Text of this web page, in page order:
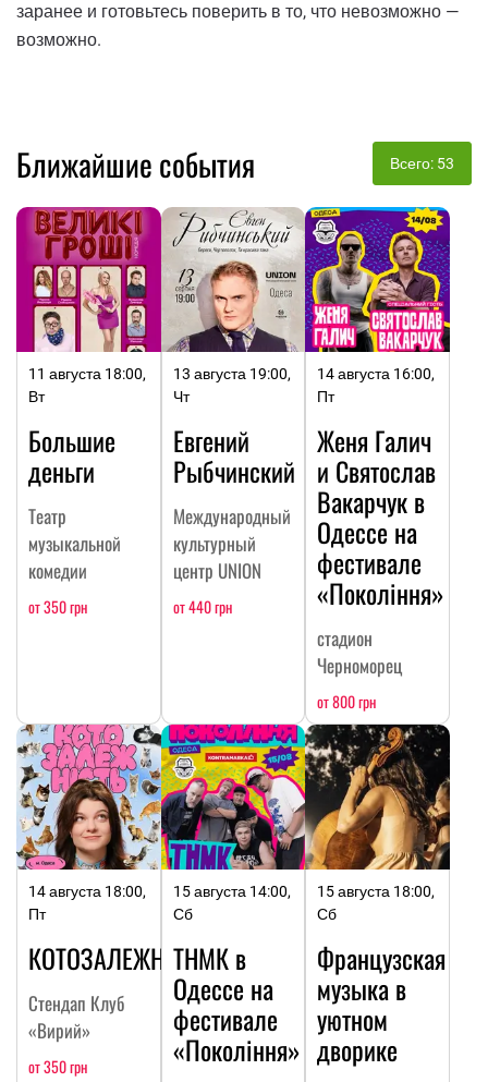
заранее и готовьтесь поверить в то, что невозможно —
возможно.
Ближайшие события Всего: 53
11 августа 18:00,
Вт
Большие
деньги
Театр
музыкальной
комедии
от 350 грн
13 августа 19:00,
Чт
Евгений
Рыбчинский
Международный
культурный
центр UNION
от 440 грн
14 августа 16:00,
Пт
Женя Галич
и Святослав
Вакарчук в
Одессе на
фестивале
«Покоління»
стадион
Черноморец
от 800 грн
14 августа 18:00,
Пт
КОТОЗАЛЕЖНОСТЬ
Стендап Клуб
«Вирий»
от 350 грн
15 августа 14:00,
Сб
ТНМК в
Одессе на
фестивале
«Покоління»
15 августа 18:00,
Сб
Французская
музыка в
уютном
дворике